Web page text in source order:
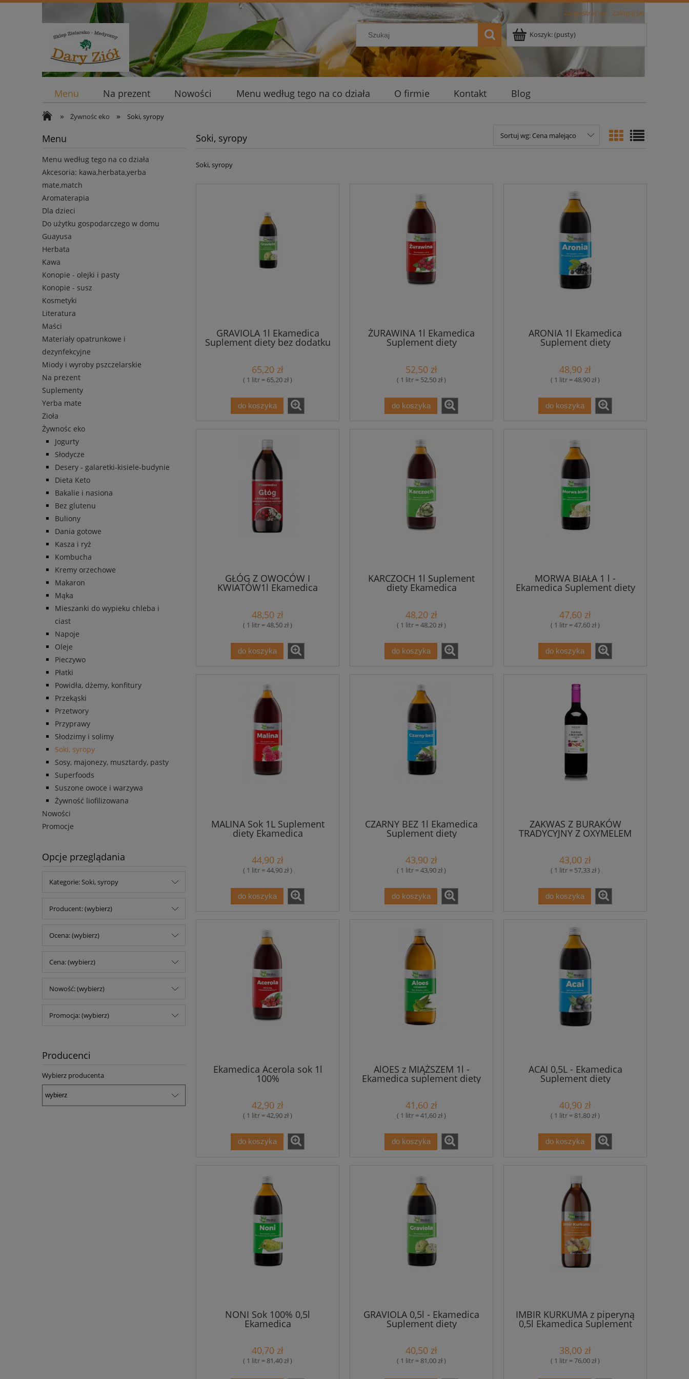
Zarejestruj się Zaloguj się
Koszyk:(pusty)
Menu Na prezent Nowości Menu według tego na co działa O firmie Kontakt Blog
» Żywnośc eko » Soki, syropy
Menu
Menu według tego na co działa
Akcesoria: kawa,herbata,yerba
mate,match
Aromaterapia
Dla dzieci
Do użytku gospodarczego w domu
Guayusa
Herbata
Kawa
Konopie - olejki i pasty
Konopie - susz
Kosmetyki
Literatura
Maści
Materiały opatrunkowe i
dezynfekcyjne
Miody i wyroby pszczelarskie
Na prezent
Suplementy
Yerba mate
Zioła
Żywnośc eko
Jogurty
Słodycze
Desery - galaretki-kisiele-budynie
Dieta Keto
Bakalie i nasiona
Bez glutenu
Buliony
Dania gotowe
Kasza i ryż
Kombucha
Kremy orzechowe
Makaron
Mąka
Mieszanki do wypieku chleba i
ciast
Napoje
Oleje
Pieczywo
Płatki
Powidła, dżemy, konfitury
Przekąski
Przetwory
Przyprawy
Słodzimy i solimy
Soki, syropy
Sosy, majonezy, musztardy, pasty
Superfoods
Suszone owoce i warzywa
Żywność liofilizowana
Nowości
Promocje
Opcje przeglądania
Kategorie: Soki, syropy
Producent: (wybierz)
Ocena: (wybierz)
Cena: (wybierz)
Nowość: (wybierz)
Promocja: (wybierz)
Producenci
Wybierz producenta
Soki, syropy Sortuj wg: Cena malejąco
Soki, syropy
GRAVIOLA 1l Ekamedica
Suplement diety bez dodatku
cukru
65,20 zł
( 1 litr = 65,20 zł )
do koszyka
ŻURAWINA 1l Ekamedica
Suplement diety
52,50 zł
( 1 litr = 52,50 zł )
do koszyka
ARONIA 1l Ekamedica
Suplement diety
48,90 zł
( 1 litr = 48,90 zł )
do koszyka
GŁÓG Z OWOCÓW I
KWIATÓW1l Ekamedica
48,50 zł
( 1 litr = 48,50 zł )
do koszyka
KARCZOCH 1l Suplement
diety Ekamedica
48,20 zł
( 1 litr = 48,20 zł )
do koszyka
MORWA BIAŁA 1 l -
Ekamedica Suplement diety
47,60 zł
( 1 litr = 47,60 zł )
do koszyka
MALINA Sok 1L Suplement
diety Ekamedica
44,90 zł
( 1 litr = 44,90 zł )
do koszyka
CZARNY BEZ 1l Ekamedica
Suplement diety
43,90 zł
( 1 litr = 43,90 zł )
do koszyka
ZAKWAS Z BURAKÓW
TRADYCYJNY Z OXYMELEM
Bio 750 ml - Bacillus
43,00 zł
( 1 litr = 57,33 zł )
do koszyka
Ekamedica Acerola sok 1l
100%
42,90 zł
( 1 litr = 42,90 zł )
do koszyka
AlOES z MIĄŻSZEM 1l -
Ekamedica suplement diety
41,60 zł
( 1 litr = 41,60 zł )
do koszyka
ACAI 0,5L - Ekamedica
Suplement diety
40,90 zł
( 1 litr = 81,80 zł )
do koszyka
NONI Sok 100% 0,5l
Ekamedica
40,70 zł
( 1 litr = 81,40 zł )
GRAVIOLA 0,5l - Ekamedica
Suplement diety
40,50 zł
( 1 litr = 81,00 zł )
IMBIR KURKUMA z piperyną
0,5l Ekamedica Suplement
38,00 zł
( 1 litr = 76,00 zł )